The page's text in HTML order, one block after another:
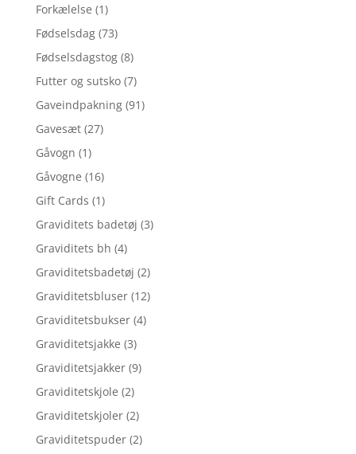
Forkælelse (1)
Fødselsdag (73)
Fødselsdagstog (8)
Futter og sutsko (7)
Gaveindpakning (91)
Gavesæt (27)
Gåvogn (1)
Gåvogne (16)
Gift Cards (1)
Graviditets badetøj (3)
Graviditets bh (4)
Graviditetsbadetøj (2)
Graviditetsbluser (12)
Graviditetsbukser (4)
Graviditetsjakke (3)
Graviditetsjakker (9)
Graviditetskjole (2)
Graviditetskjoler (2)
Graviditetspuder (2)